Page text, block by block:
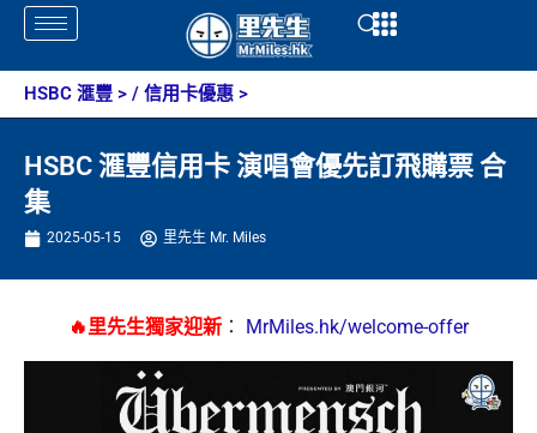
Skip
content
Open
HSBC 滙豐 > / 信用卡優惠 >
HSBC 滙豐信用卡 演唱會優先訂飛購票 合
集
2025-05-15 里先生 Mr. Miles
🔥里先生獨家迎新 ： MrMiles.hk/welcome-offer